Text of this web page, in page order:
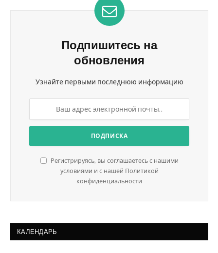
Подпишитесь на
обновления
Узнайте первыми последнюю информацию
Регистрируясь, вы соглашаетесь с нашими
условиями и с нашей Политикой
конфиденциальности
КАЛЕНДАРЬ